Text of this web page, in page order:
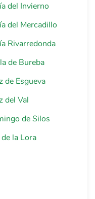
del Invierno
del Mercadillo
Rivarredonda
de Bureba
de Esgueva
del Val
de Silos
la Lora